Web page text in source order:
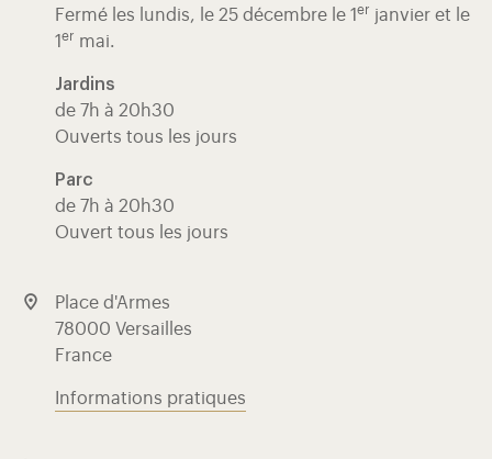
Fermé les lundis, le 25 décembre le 1 er janvier et le
1 er mai.
Jardins
de 7h à 20h30
Ouverts tous les jours
Parc
de 7h à 20h30
Ouvert tous les jours
Place d'Armes
78000 Versailles
France
Informations pratiques